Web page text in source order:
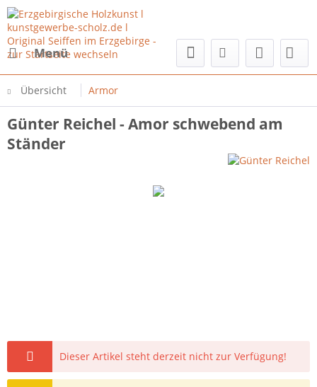
Menü
Übersicht Armor
Günter Reichel - Amor schwebend am
Ständer
Dieser Artikel steht derzeit nicht zur Verfügung!